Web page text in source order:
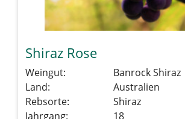
Shiraz Rose
Weingut:
Banrock Shiraz
Land:
Australien
Rebsorte:
Shiraz
Jahrgang:
18